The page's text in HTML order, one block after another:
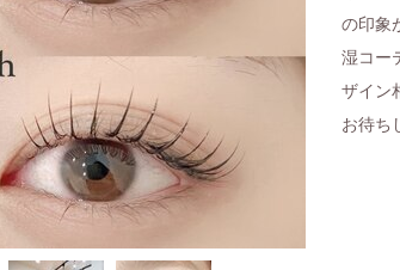
の印象
湿コー
ザイン
お待ち